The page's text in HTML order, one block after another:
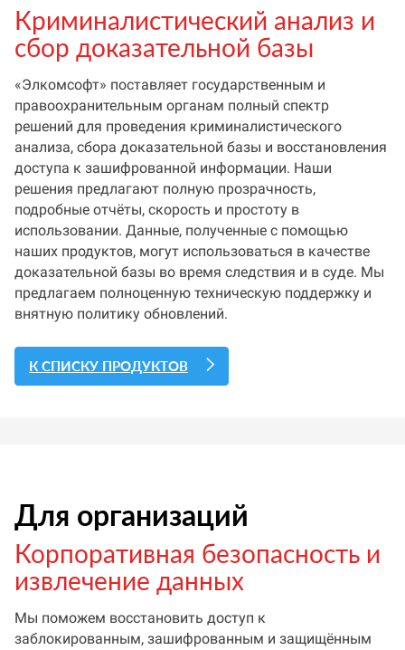
Криминалистический анализ и
сбор доказательной базы
«Элкомсофт» поставляет государственным и
правоохранительным органам полный спектр
решений для проведения криминалистического
анализа, сбора доказательной базы и восстановления
доступа к зашифрованной информации. Наши
решения предлагают полную прозрачность,
подробные отчёты, скорость и простоту в
использовании. Данные, полученные с помощью
наших продуктов, могут использоваться в качестве
доказательной базы во время следствия и в суде. Мы
предлагаем полноценную техническую поддержку и
внятную политику обновлений.
К СПИСКУ ПРОДУКТОВ
Для организаций
Корпоративная безопасность и
извлечение данных
Мы поможем восстановить доступ к
заблокированным, зашифрованным и защищённым